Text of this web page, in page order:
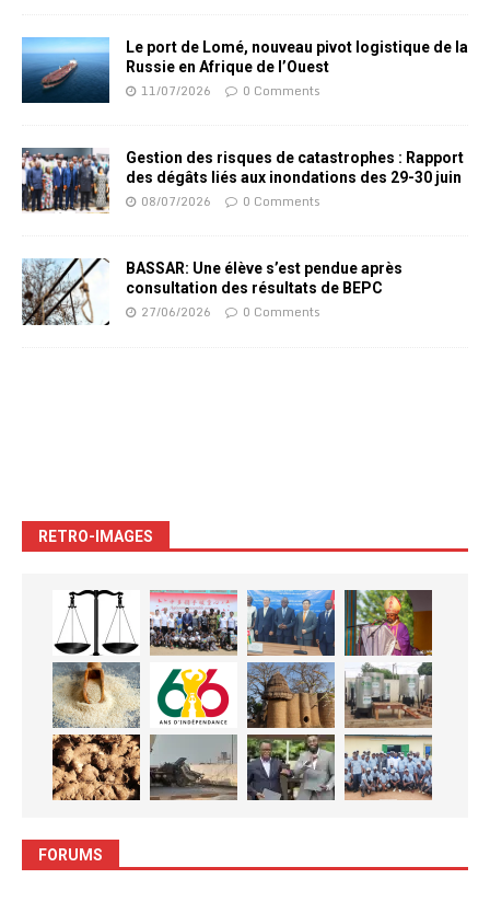
Le port de Lomé, nouveau pivot logistique de la
Russie en Afrique de l’Ouest
11/07/2026 0 Comments
Gestion des risques de catastrophes : Rapport
des dégâts liés aux inondations des 29-30 juin
08/07/2026 0 Comments
BASSAR: Une élève s’est pendue après
consultation des résultats de BEPC
27/06/2026 0 Comments
RETRO-IMAGES
FORUMS